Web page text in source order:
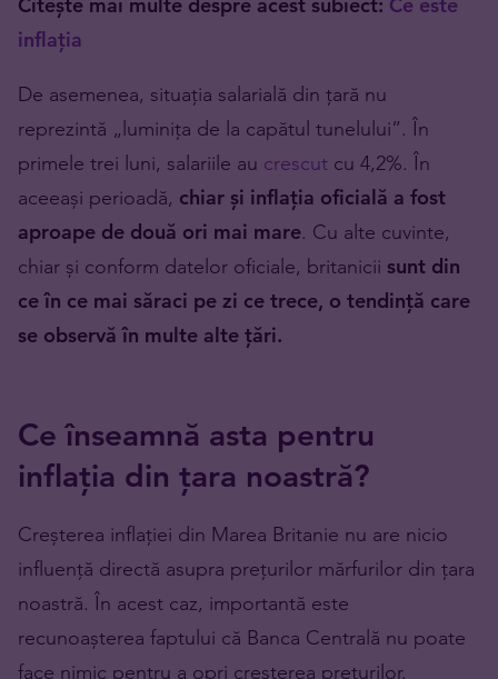
Citește mai multe despre acest subiect: Ce este
inflația
De asemenea, situația salarială din țară nu
reprezintă „luminița de la capătul tunelului”. În
primele trei luni, salariile au crescut cu 4,2%. În
aceeași perioadă, chiar și inflația oficială a fost
aproape de două ori mai mare. Cu alte cuvinte,
chiar și conform datelor oficiale, britanicii sunt din
ce în ce mai săraci pe zi ce trece, o tendință care
se observă în multe alte țări.
Ce înseamnă asta pentru
inflația din țara noastră?
Creșterea inflației din Marea Britanie nu are nicio
influență directă asupra prețurilor mărfurilor din țara
noastră. În acest caz, importantă este
recunoașterea faptului că Banca Centrală nu poate
face nimic pentru a opri creșterea prețurilor.